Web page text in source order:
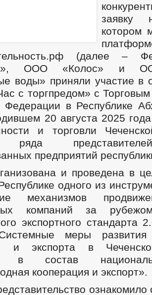
заявку
котором
(далее –
ООО «Колос» и
воды» приняли участие в
с торгпредом» с
Федерации в Республике
20 августа 2025
и торговли
ряда
предприятий
и проведена в
одного из
механизмов
компаний за
экспортного стандарта
меры развития
и экспорта в
в состав
кооперация и экспорт».